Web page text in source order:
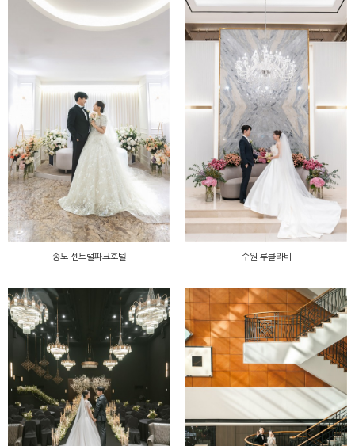
송도 센트럴파크호텔 수원 루클라비